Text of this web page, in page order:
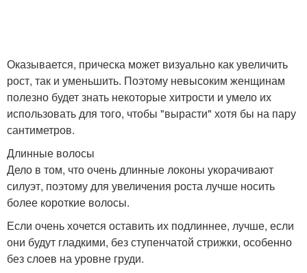
Оказывается, прическа может визуально как увеличить
рост, так и уменьшить. Поэтому невысоким женщинам
полезно будет знать некоторые хитрости и умело их
использовать для того, чтобы "вырасти" хотя бы на пару
сантиметров.
Длинные волосы
Дело в том, что очень длинные локоны укорачивают
силуэт, поэтому для увеличения роста лучше носить
более короткие волосы.
Если очень хочется оставить их подлиннее, лучше, если
они будут гладкими, без ступенчатой стрижки, особенно
без слоев на уровне груди.